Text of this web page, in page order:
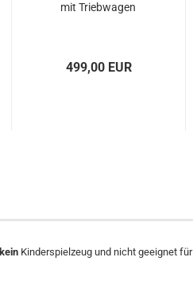
mit Triebwagen
499,00 EUR
keinKinderspielzeug und nicht geeignet